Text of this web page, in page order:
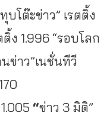
ทุบโต๊ะข่าว” เรตติ้ง
ง 1.996 “รอบโลก
ข่าว”เนชั่นทีวี
“ข่าว 3 มิติ”